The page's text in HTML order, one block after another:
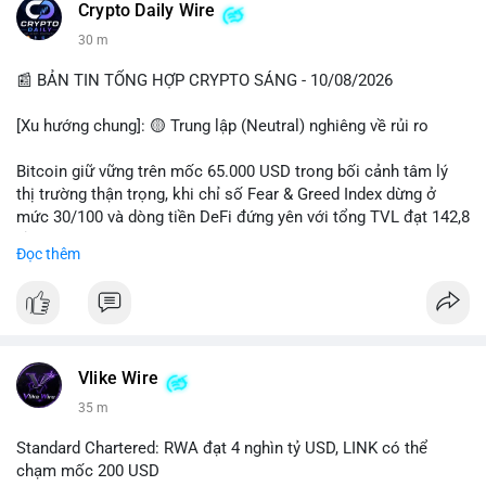
các quỹ phòng hộ sang vị thế Long là tín hiệu tích cực ngầm,
nhưng biến động ngắn hạn vẫn cao.
• Khuyến nghị: Cẩn trọng với các lệnh Long/Short khi Bitcoin
chưa thoát khỏi vùng giá hiện tại. Theo dõi sát các tin tức về
📰 Nguồn: CoinDesk
Crypto Daily Wire
30 m
📰 BẢN TIN TỔNG HỢP CRYPTO SÁNG - 10/08/2026
[Xu hướng chung]: 🟡 Trung lập (Neutral) nghiêng về rủi ro
Bitcoin giữ vững trên mốc 65.000 USD trong bối cảnh tâm lý
thị trường thận trọng, khi chỉ số Fear & Greed Index dừng ở
mức 30/100 và dòng tiền DeFi đứng yên với tổng TVL đạt 142,8
tăng gần 3% khi Iran-Oman hứa mở lại eo Hormuz, giảm lo ngại
lớn khác. Đáng chú ý, thanh lý Short chiếm tới 81,7% tổng 35,7
triệu USD thanh lý trong 24h, cho thấy phe bán đang yếu thế.
- DeFi & Công nghệ: Standard Chartered dự báo thị trường RWA
sẽ bùng nổ lên 4 nghìn tỷ USD, kéo theo giá trị token LINK có
Đọc thêm
Vlike Wire
35 m
Standard Chartered: RWA đạt 4 nghìn tỷ USD, LINK có thể
chạm mốc 200 USD